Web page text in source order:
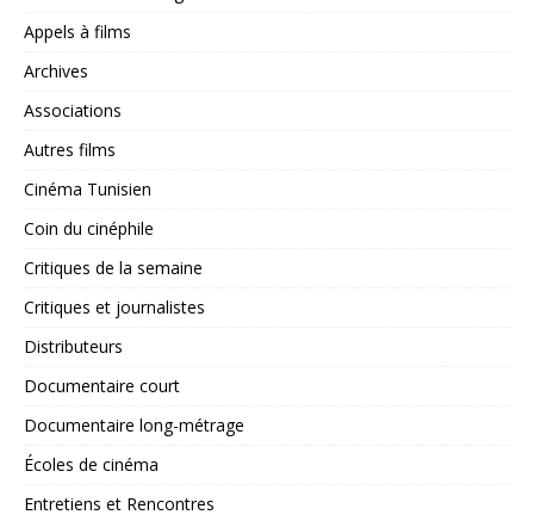
Appels à films
Archives
Associations
Autres films
Cinéma Tunisien
Coin du cinéphile
Critiques de la semaine
Critiques et journalistes
Distributeurs
Documentaire court
Documentaire long-métrage
Écoles de cinéma
Entretiens et Rencontres